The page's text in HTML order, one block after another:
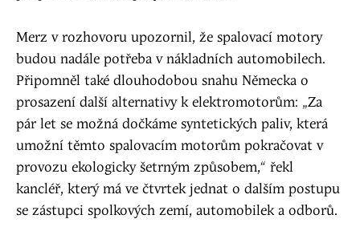
Merz v rozhovoru upozornil, že spalovací motory
budou nadále potřeba v nákladních automobilech.
Připomněl také dlouhodobou snahu Německa o
prosazení další alternativy k elektromotorům: „Za
pár let se možná dočkáme syntetických paliv, která
umožní těmto spalovacím motorům pokračovat v
provozu ekologicky šetrným způsobem,“ řekl
kancléř, který má ve čtvrtek jednat o dalším postupu
se zástupci spolkových zemí, automobilek a odborů.